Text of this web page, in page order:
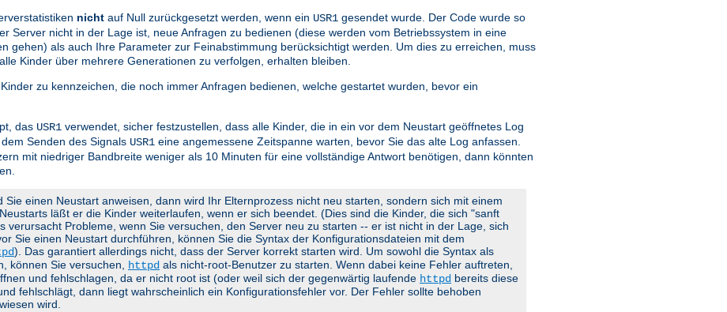
nicht auf Null zurückgesetzt werden, wenn ein USR1 gesendet wurde. Der Code wurde so
Server nicht in der Lage ist, neue Anfragen zu bedienen (diese werden vom Betriebssystem in eine
gehen) als auch Ihre Parameter zur Feinabstimmung berücksichtigt werden. Um dies zu erreichen, muss
Kinder über mehrere Generationen zu verfolgen, erhalten bleiben.
zu kennzeichen, die noch immer Anfragen bedienen, welche gestartet wurden, bevor ein
das USR1 verwendet, sicher festzustellen, dass alle Kinder, die in ein vor dem Neustart geöffnetes Log
Senden des Signals USR1 eine angemessene Zeitspanne warten, bevor Sie das alte Log anfassen.
mit niedriger Bandbreite weniger als 10 Minuten für eine vollständige Antwort benötigen, dann könnten
einen Neustart anweisen, dann wird Ihr Elternprozess nicht neu starten, sondern sich mit einem
läßt er die Kinder weiterlaufen, wenn er sich beendet. (Dies sind die Kinder, die sich "sanft
verursacht Probleme, wenn Sie versuchen, den Server neu zu starten -- er ist nicht in der Lage, sich
Sie einen Neustart durchführen, können Sie die Syntax der Konfigurationsdateien mit dem
). Das garantiert allerdings nicht, dass der Server korrekt starten wird. Um sowohl die Syntax als
können Sie versuchen, httpd als nicht-root-Benutzer zu starten. Wenn dabei keine Fehler auftreten,
und fehlschlagen, da er nicht root ist (oder weil sich der gegenwärtig laufende httpd bereits diese
fehlschlägt, dann liegt wahrscheinlich ein Konfigurationsfehler vor. Der Fehler sollte behoben
wird.